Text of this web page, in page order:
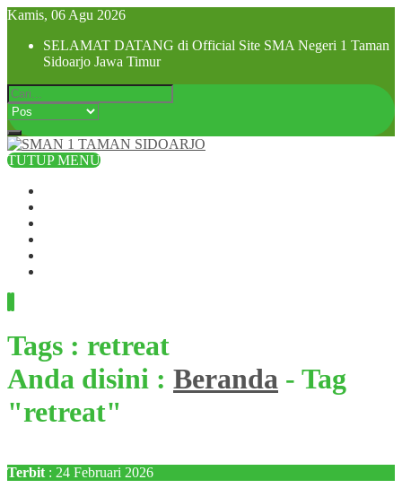
Kamis, 06 Agu 2026
SELAMAT DATANG di Official Site SMA Negeri 1 Taman
Sidoarjo Jawa Timur
TUTUP MENU
Tags : retreat
Anda disini : Beranda - Tag
"retreat"
Terbit : 24 Februari 2026